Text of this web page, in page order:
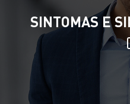
SINTOMAS E